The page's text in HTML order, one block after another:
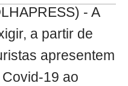
- A
a partir de
apresentem
19 ao